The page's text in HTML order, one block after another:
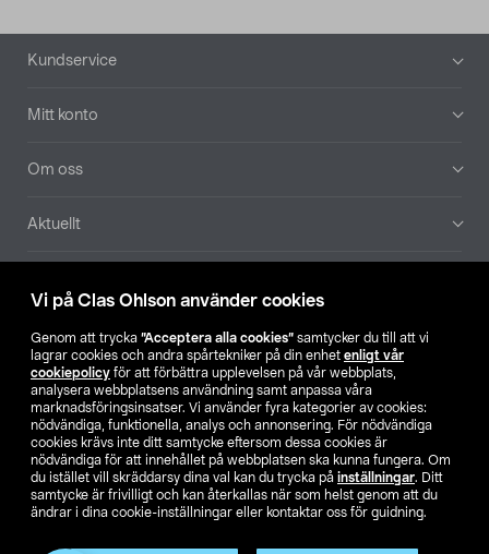
Vi på Clas Ohlson använder cookies
Genom att trycka ”Acceptera alla cookies” samtycker du till att vi
lagrar cookies och andra spårtekniker på din enhet enligt vår
cookiepolicy för att förbättra upplevelsen på vår webbplats,
analysera webbplatsens användning samt anpassa våra
marknadsföringsinsatser. Vi använder fyra kategorier av cookies:
nödvändiga, funktionella, analys och annonsering. För nödvändiga
cookies krävs inte ditt samtycke eftersom dessa cookies är
nödvändiga för att innehållet på webbplatsen ska kunna fungera. Om
du istället vill skräddarsy dina val kan du trycka på inställningar. Ditt
samtycke är frivilligt och kan återkallas när som helst genom att du
ändrar i dina cookie-inställningar eller kontaktar oss för guidning.
Sidfot
Kundservice
Mitt konto
Om oss
Aktuellt
Hitta butik
SE NO FI